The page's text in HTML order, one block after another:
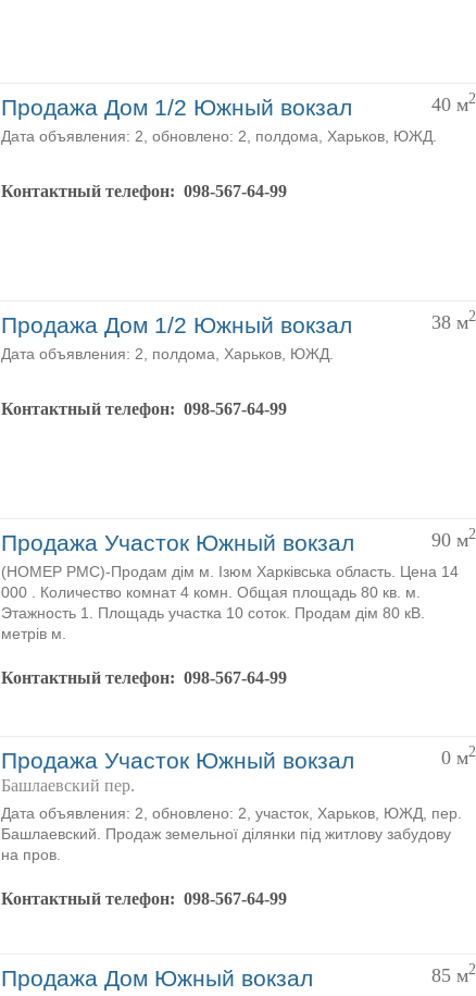
Продажа Дом 1/2 Южный вокзал 40м2
Дата объявления: 2, обновлено: 2, полдома, Харьков, ЮЖД.
Контактный телефон: 098-567-64-99
Продажа Дом 1/2 Южный вокзал 38м2
Дата объявления: 2, полдома, Харьков, ЮЖД.
Контактный телефон: 098-567-64-99
Продажа Участок Южный вокзал 90м2
(НОМЕР PMC)-Продам дім м. Ізюм Харківська область. Цена 14
000 . Количество комнат 4 комн. Общая площадь 80 кв. м.
Этажность 1. Площадь участка 10 соток. Продам дім 80 кВ.
метрів м.
Контактный телефон: 098-567-64-99
Продажа Участок Южный вокзал 0м2
Башлаевский пер.
Дата объявления: 2, обновлено: 2, участок, Харьков, ЮЖД, пер.
Башлаевский. Продаж земельної ділянки під житлову забудову
на пров.
Контактный телефон: 098-567-64-99
Продажа Дом Южный вокзал 85м2